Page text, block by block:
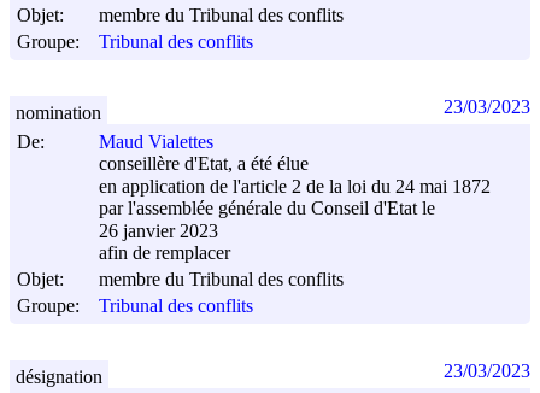
Objet:
membre du Tribunal des conflits
Groupe:
Tribunal des conflits
De:
Maud Vialettes
conseillère d'Etat, a été élue
en application de l'article 2 de la loi du 24 mai 1872
par l'assemblée générale du Conseil d'Etat le
26 janvier 2023
afin de remplacer
Objet:
membre du Tribunal des conflits
Groupe:
Tribunal des conflits
nomination 23/03/2023
désignation 23/03/2023